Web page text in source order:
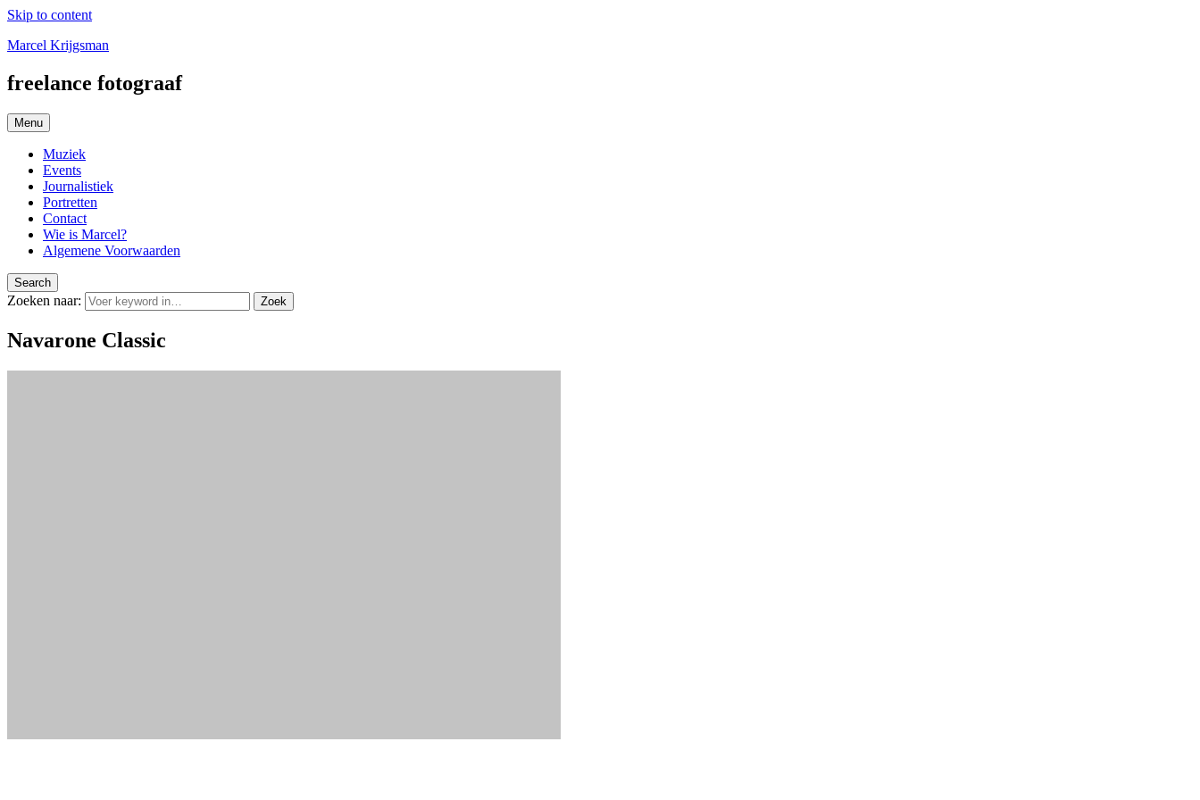
Skip to content
Marcel Krijgsman
freelance fotograaf
Menu
Muziek
Events
Journalistiek
Portretten
Contact
Wie is Marcel?
Algemene Voorwaarden
Search
Zoeken naar: Zoek
Navarone Classic